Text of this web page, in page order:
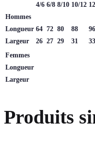
4/6 6/8 8/10 10/12
Hommes
Longueur 64 72 80 88 96
Largeur
26 27 29 31 33
Femmes
Longueur
Largeur
Produits